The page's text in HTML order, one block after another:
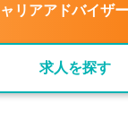
リアアドバイザ
求人を探す